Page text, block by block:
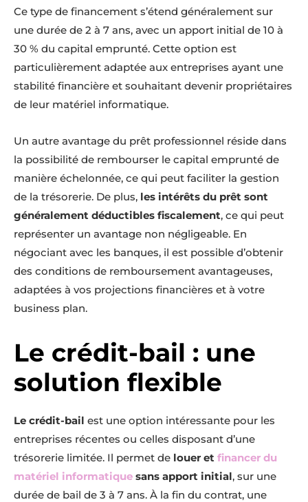
Ce type de financement s’étend généralement sur
une durée de 2 à 7 ans, avec un apport initial de 10 à
30 % du capital emprunté. Cette option est
particulièrement adaptée aux entreprises ayant une
stabilité financière et souhaitant devenir propriétaires
de leur matériel informatique.
Un autre avantage du prêt professionnel réside dans
la possibilité de rembourser le capital emprunté de
manière échelonnée, ce qui peut faciliter la gestion
de la trésorerie. De plus, les intérêts du prêt sont
généralement déductibles fiscalement, ce qui peut
représenter un avantage non négligeable. En
négociant avec les banques, il est possible d’obtenir
des conditions de remboursement avantageuses,
adaptées à vos projections financières et à votre
business plan.
Le crédit-bail : une
solution flexible
Le crédit-bail est une option intéressante pour les
entreprises récentes ou celles disposant d’une
trésorerie limitée. Il permet de louer et financer du
matériel informatique sans apport initial, sur une
durée de bail de 3 à 7 ans. À la fin du contrat, une